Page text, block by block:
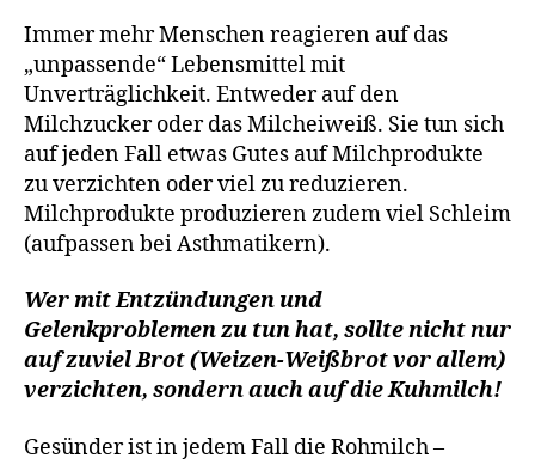
Immer mehr Menschen reagieren auf das
„unpassende“ Lebensmittel mit
Unverträglichkeit. Entweder auf den
Milchzucker oder das Milcheiweiß. Sie tun sich
auf jeden Fall etwas Gutes auf Milchprodukte
zu verzichten oder viel zu reduzieren.
Milchprodukte produzieren zudem viel Schleim
(aufpassen bei Asthmatikern).
Wer mit Entzündungen und
Gelenkproblemen zu tun hat, sollte nicht nur
auf zuviel Brot (Weizen-Weißbrot vor allem)
verzichten, sondern auch auf die Kuhmilch!
Gesünder ist in jedem Fall die Rohmilch –